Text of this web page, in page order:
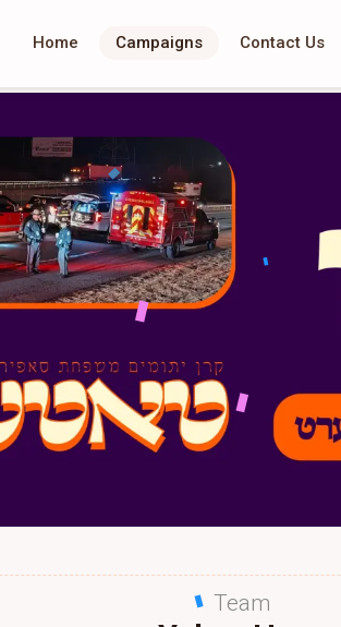
Home Campaigns Contact Us
Team